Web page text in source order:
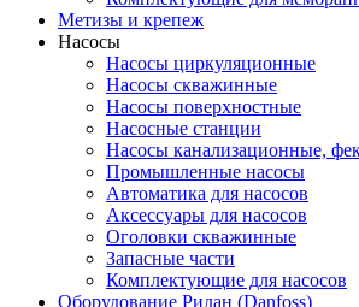
Метизы и крепеж
Насосы
Насосы циркуляционные
Насосы скважинные
Насосы поверхностные
Насосные станции
Насосы канализационные,
Промышленные насосы
Автоматика для насосов
Аксессуары для насосов
Оголовки скважинные
Запасные части
Комплектующие для насосов
Оборудование Ридан (Danfoss)